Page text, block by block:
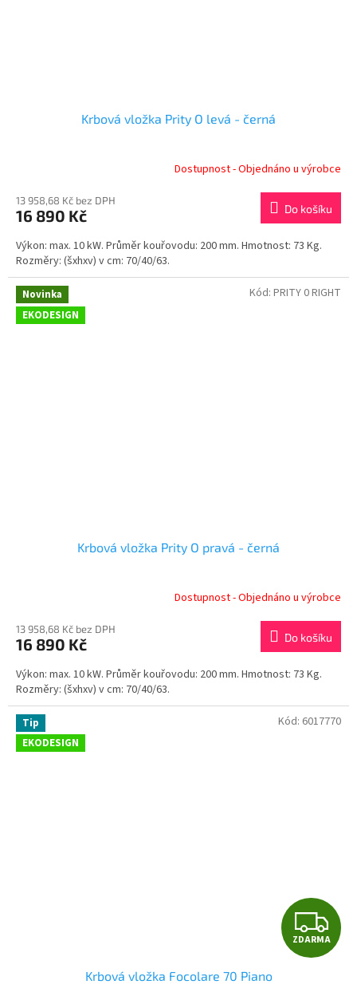
Krbová vložka Prity O levá - černá
Dostupnost - Objednáno u výrobce
13 958,68 Kč bez DPH
16 890 Kč Do košíku
Výkon: max. 10 kW. Průměr kouřovodu: 200 mm. Hmotnost: 73 Kg.
Rozměry: (šxhxv) v cm: 70/40/63.
Novinka
EKODESIGN
Krbová vložka Prity O pravá - černá
Dostupnost - Objednáno u výrobce
13 958,68 Kč bez DPH
16 890 Kč Do košíku
Výkon: max. 10 kW. Průměr kouřovodu: 200 mm. Hmotnost: 73 Kg.
Rozměry: (šxhxv) v cm: 70/40/63.
Kód: PRITY 0 RIGHT
Tip
EKODESIGN
Z
D
ZDARMA
Krbová vložka Focolare 70 Piano
Kód: 6017770